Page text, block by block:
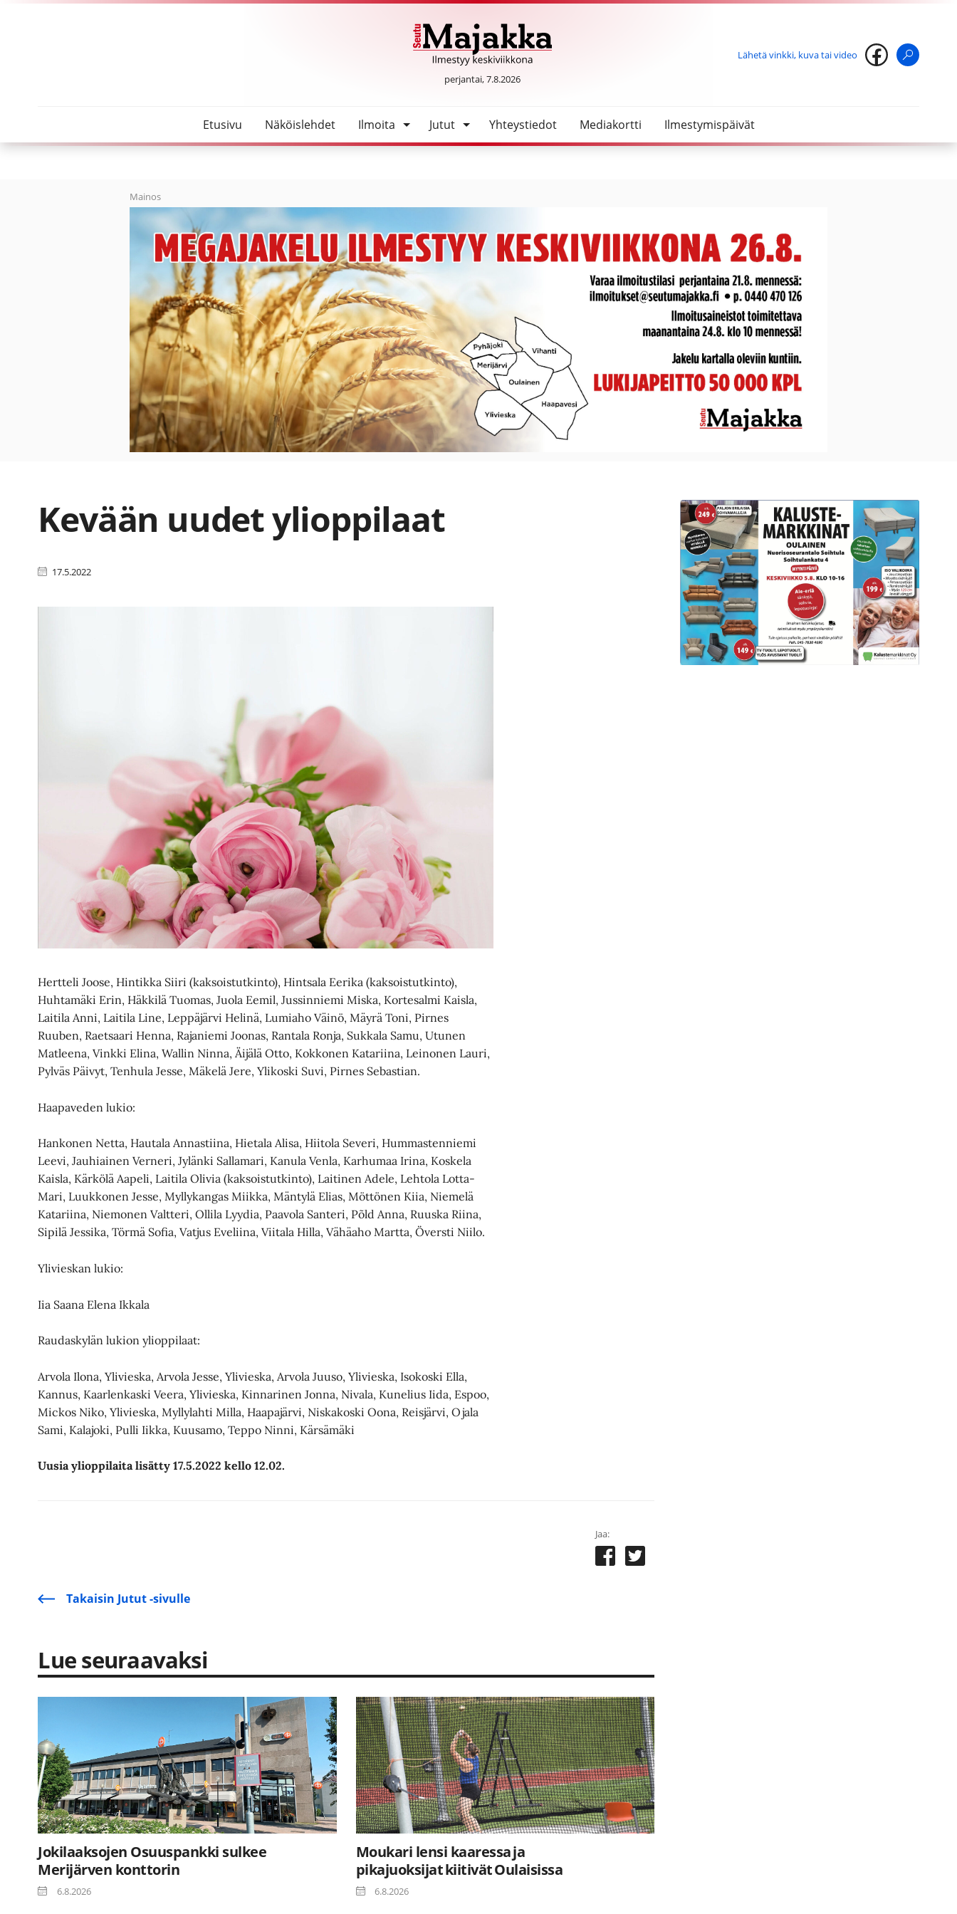
SeutuMajakka
perjantai, 7.8.2026
Lähetä vinkki, kuva tai video
Etusivu Näköislehdet Ilmoita Jutut Yhteystiedot Mediakortti Ilmestymispäivät
Mainos
Kevään uudet ylioppilaat
17.5.2022
Hertteli Joose, Hintikka Siiri (kaksoistutkinto), Hintsala Eerika (kaksoistutkinto),
Huhtamäki Erin, Häkkilä Tuomas, Juola Eemil, Jussinniemi Miska, Kortesalmi Kaisla,
Laitila Anni, Laitila Line, Leppäjärvi Helinä, Lumiaho Väinö, Mäyrä Toni, Pirnes
Ruuben, Raetsaari Henna, Rajaniemi Joonas, Rantala Ronja, Sukkala Samu, Utunen
Matleena, Vinkki Elina, Wallin Ninna, Äijälä Otto, Kokkonen Katariina, Leinonen Lauri,
Pylväs Päivyt, Tenhula Jesse, Mäkelä Jere, Ylikoski Suvi, Pirnes Sebastian.
Haapaveden lukio:
Hankonen Netta, Hautala Annastiina, Hietala Alisa, Hiitola Severi, Hummastenniemi
Leevi, Jauhiainen Verneri, Jylänki Sallamari, Kanula Venla, Karhumaa Irina, Koskela
Kaisla, Kärkölä Aapeli, Laitila Olivia (kaksoistutkinto), Laitinen Adele, Lehtola Lotta-
Mari, Luukkonen Jesse, Myllykangas Miikka, Mäntylä Elias, Möttönen Kiia, Niemelä
Katariina, Niemonen Valtteri, Ollila Lyydia, Paavola Santeri, Põld Anna, Ruuska Riina,
Sipilä Jessika, Törmä Sofia, Vatjus Eveliina, Viitala Hilla, Vähäaho Martta, Översti Niilo.
Ylivieskan lukio:
Iia Saana Elena Ikkala
Raudaskylän lukion ylioppilaat:
Arvola Ilona, Ylivieska, Arvola Jesse, Ylivieska, Arvola Juuso, Ylivieska, Isokoski Ella,
Kannus, Kaarlenkaski Veera, Ylivieska, Kinnarinen Jonna, Nivala, Kunelius Iida, Espoo,
Mickos Niko, Ylivieska, Myllylahti Milla, Haapajärvi, Niskakoski Oona, Reisjärvi, Ojala
Sami, Kalajoki, Pulli Iikka, Kuusamo, Teppo Ninni, Kärsämäki
Uusia ylioppilaita lisätty 17.5.2022 kello 12.02.
Jaa:
Takaisin Jutut -sivulle
Lue seuraavaksi
Jokilaaksojen Osuuspankki sulkee
Merijärven konttorin
6.8.2026
Moukari lensi kaaressa ja
pikajuoksijat kiitivät Oulaisissa
6.8.2026